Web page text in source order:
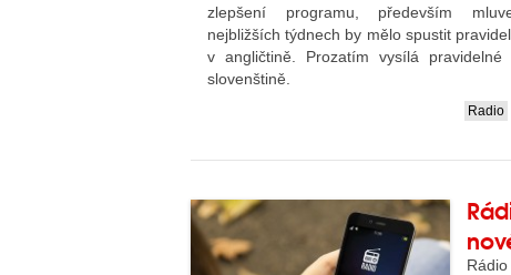
zlepšení programu, především
nejbližších týdnech by mělo spustit
v angličtině. Prozatím vysílá
slovenštině.
Radio